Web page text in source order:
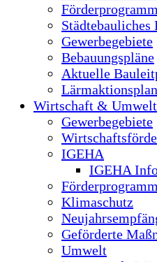
Städtebauliches
Gewerbegebiete
Bebauungspläne
Aktuelle
Lärmaktionsplan
Wirtschaft & Umwelt
Gewerbegebiete
IGEHA
IGEHA
Klimaschutz
Geförderte
Umwelt